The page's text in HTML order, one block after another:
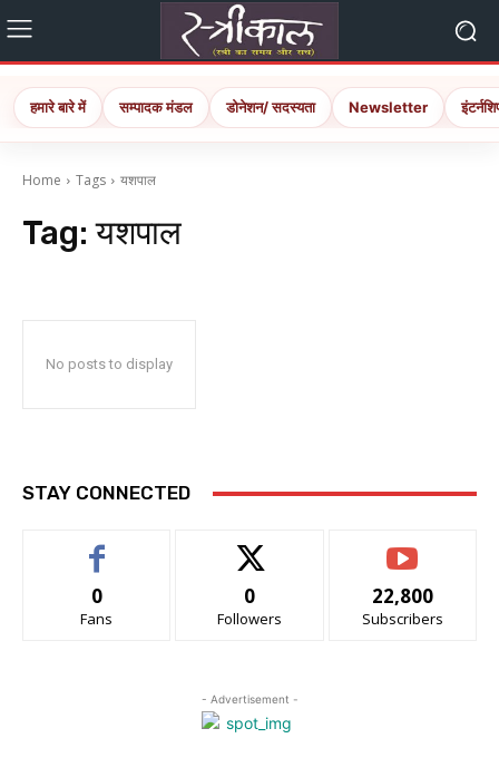
हमारे बारे में सम्पादक मंडल डोनेशन/ सदस्यता Newsletter
Home Tags यशपाल
Tag:यशपाल
No posts to display
STAY CONNECTED
0
Fans
0
Followers
22,800
Subscribers
- Advertisement -